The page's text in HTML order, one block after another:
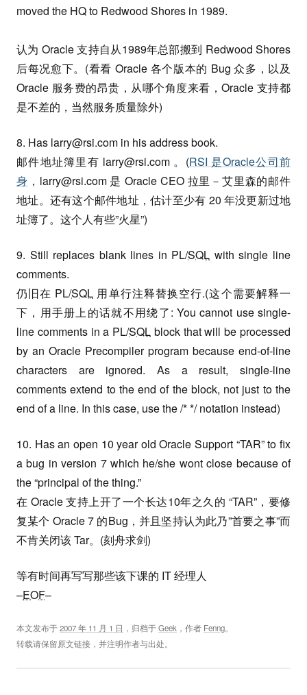
moved the HQ to Redwood Shores in 1989.
认为 Oracle 支持自从1989年总部搬到 Redwood Shores
后每况愈下。(看看 Oracle 各个版本的 Bug 众多，以及
Oracle 服务费的昂贵，从哪个角度来看，Oracle 支持都
是不差的，当然服务质量除外)
8. Has larry@rsi.com in his address book.
邮件地址簿里有 larry@rsi.com 。(RSI 是Oracle公司前
身 ， larry@rsi.com是 Oracle CEO 拉里－艾里森的邮件
地址。还有这个邮件地址，估计至少有 20 年没更新过地
址簿了。这个人有些”火星”)
9. Still replaces blank lines in PL/SQL with single line
comments.
仍旧在 PL/SQL 用单行注释替换空行.(这个需要解释一
下，用手册上的话就不用绕了: You cannot use single-
line comments in a PL/SQL block that will be processed
by an Oracle Precompiler program because end-of-line
characters are ignored. As a result, single-line
comments extend to the end of the block, not just to the
end of a line. In this case, use the /* */ notation instead)
10. Has an open 10 year old Oracle Support “TAR” to fix
a bug in version 7 which he/she wont close because of
the “principal of the thing.”
在 Oracle 支持上开了一个长达10年之久的 “TAR”，要修
复某个 Oracle 7 的Bug，并且坚持认为此乃”首要之事”而
不肯关闭该 Tar。(刻舟求剑)
等有时间再写写那些该下课的 IT 经理人
–EOF–
本文发布于2007 年 11 月 1 日 ，归档于Geek ，作者 Fenng。
转载请保留原文链接，并注明作者与出处。